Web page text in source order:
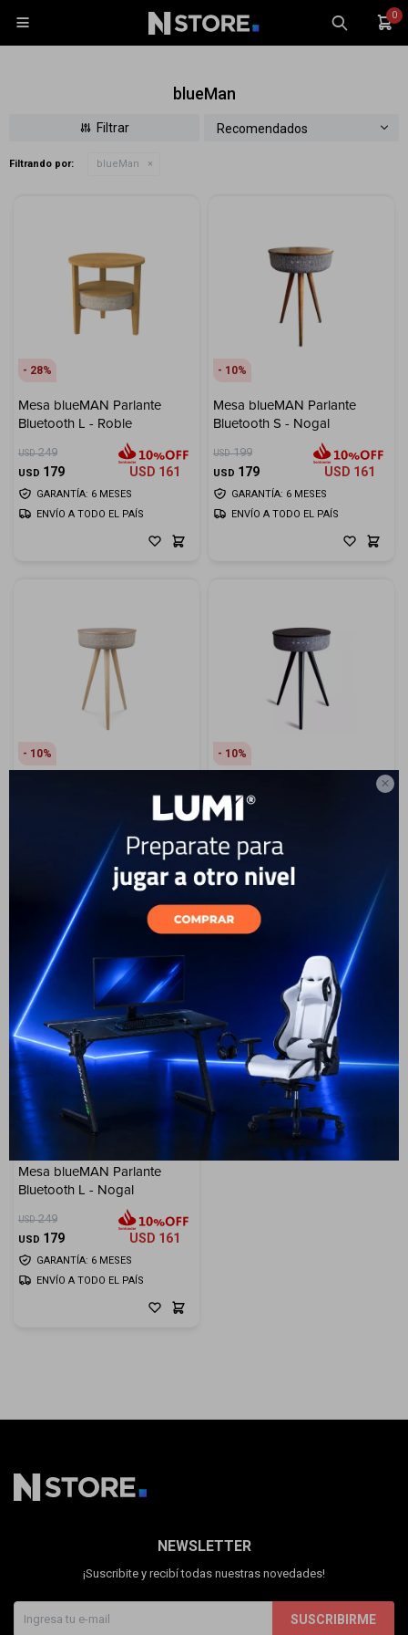

0

blueMan
Recomendados
Filtrando por: blueMan
28
Mesa blueMAN Parlante
Bluetooth L - Roble
USD 249
USD 179 USD 161
GARANTÍA: 6 MESES
ENVÍO A TODO EL PAÍS
10
Mesa blueMAN Parlante
Bluetooth S - Nogal
USD 199
USD 179 USD 161
GARANTÍA: 6 MESES
ENVÍO A TODO EL PAÍS
10
USD161
GARANTÍA: 6 MESES
ENVÍO A TODO EL PAÍS
10
Bluetooth S - Roble Negro
USD
USD 179
GARANTÍA: 6 MESES
28
Mesa blueMAN Parlante
Bluetooth L - Nogal
USD 249
USD 179 USD 161
GARANTÍA: 6 MESES
ENVÍO A TODO EL PAÍS
NEWSLETTER
¡Suscribite y recibí todas nuestras novedades!
SUSCRIBIRME
TV y Audio
F&Q
Tiendas